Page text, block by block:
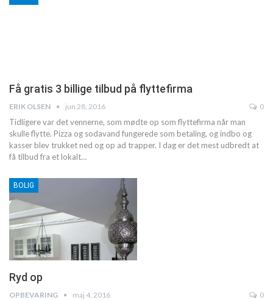
Få gratis 3 billige tilbud på flyttefirma
ERIK OLSEN jun 28, 2016 0
Tidligere var det vennerne, som mødte op som flyttefirma når man
skulle flytte. Pizza og sodavand fungerede som betaling, og indbo og
kasser blev trukket ned og op ad trapper. I dag er det mest udbredt at
få tilbud fra et lokalt…
BOLIG
Ryd op
OPBEVARING maj 4, 2016 0